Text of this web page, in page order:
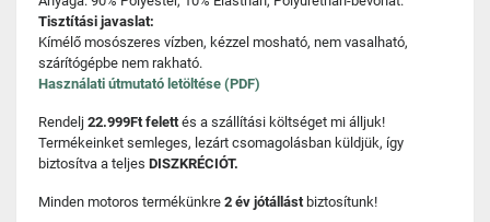
Tisztítási javaslat:
Kímélő mosószeres vízben, kézzel mosható, nem vasalható,
szárítógépbe nem rakható.
Használati útmutató letöltése (PDF)
Rendelj 22.999Ft felettés a szállítási költséget mi álljuk!
Termékeinket semleges, lezárt csomagolásban küldjük, így
biztosítva a teljes DISZKRÉCIÓT.
Minden motoros termékünkre 2 év jótállást biztosítunk!